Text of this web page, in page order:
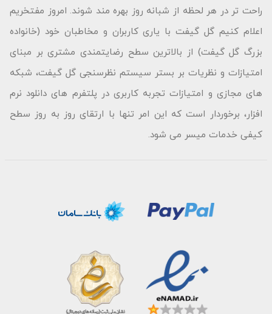
راحت تر در هر لحظه از شبانه روز بهره مند شوند. امروز مفتخریم
اعلام کنیم گل گیفت با یاری کاربران و مخاطبان خود (خانواده
بزرگ گل گیفت) از بالاترین سطح رضایتمندی مشتری بر مبنای
امتیازات و نظریات بر بستر سیستم نظرسنجی گل گیفت، شبکه
های مجازی و امتیازات تجربه کاربری در پلتفرم های دانلود نرم
افزار، برخوردار است که این امر تنها با ارتقای روز به روز سطح
کیفی خدمات میسر می شود.